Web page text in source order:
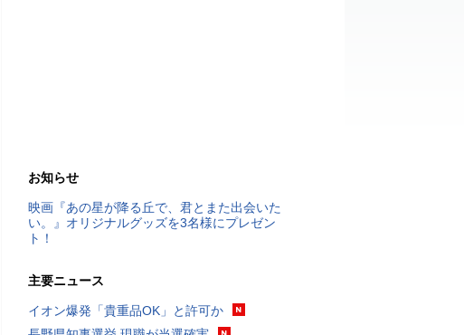
お知らせ
映画『あの星が降る丘で、君とまた出会いた
い。』オリジナルグッズを3名様にプレゼン
ト！
主要ニュース
イオン爆発「貴重品OK」と許可か